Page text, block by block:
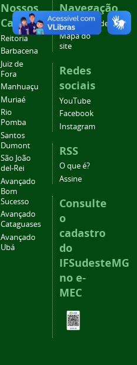
Nossos
Campi
Reitoria
Barbacena
Juiz de
Fora
Manhuaçu
Muriaé
Rio
Pomba
Santos
Dumont
São João
del-Rei
Avançado
Bom
Sucesso
Avançado
Cataguases
Avançado
Ubá
Navegação
Acessibilidade
Mapa do
site
Redes
sociais
YouTube
Facebook
Instagram
RSS
O que é?
Assine
Consulte
o
cadastro
do
IFSudesteMG
no e-
MEC